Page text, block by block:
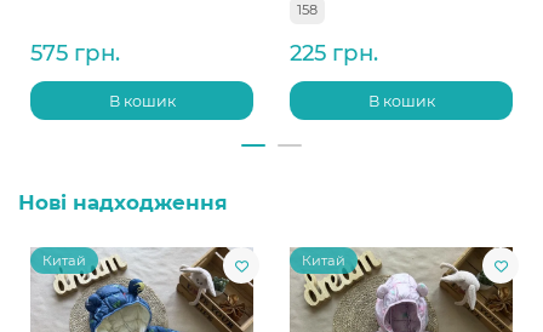
575 грн.
В кошик
158
225 грн.
В кошик
Нові надходження
Китай Китай